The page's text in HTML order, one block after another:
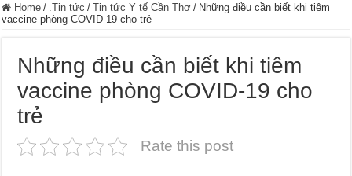
Home / .Tin tức / Tin tức Y tế Cần Thơ / Những điều cần biết khi tiêm
vaccine phòng COVID-19 cho trẻ
Những điều cần biết khi tiêm
vaccine phòng COVID-19 cho
trẻ
Rate this post